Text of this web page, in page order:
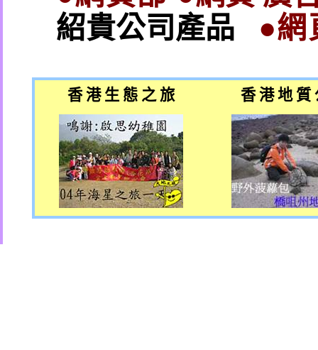
紹貴公司產品
●網
香 港 生 態 之 旅 香 港 地 質